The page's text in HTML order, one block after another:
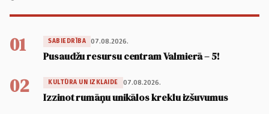
01 SABIEDRĪBA 07.08.2026.
Pusaudžu resursu centram Valmierā – 5!
02 KULTŪRA UN IZKLAIDE 07.08.2026.
Izzinot rumāņu unikālos kreklu izšuvumus